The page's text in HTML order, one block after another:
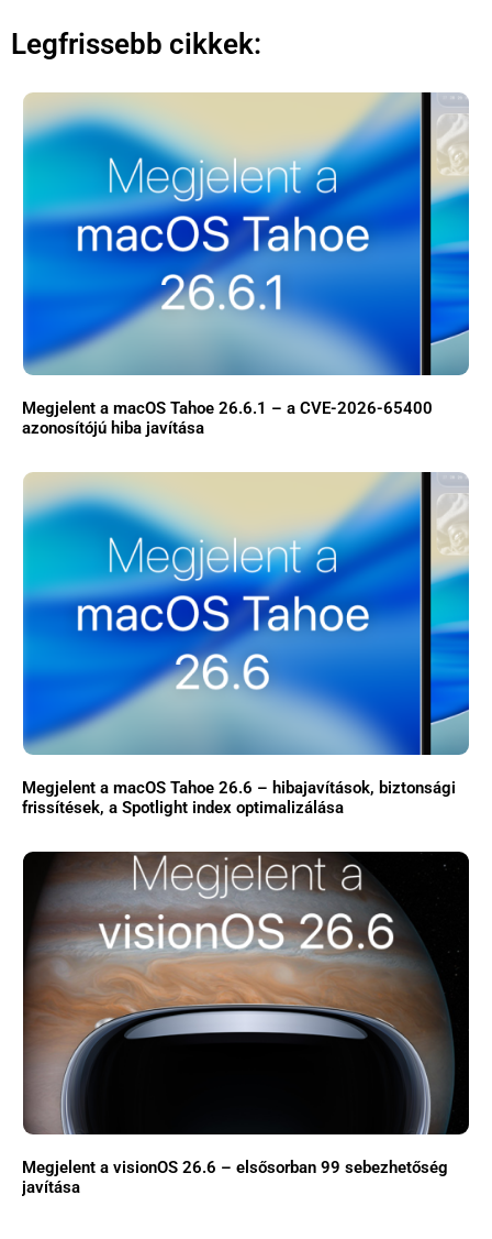
Legfrissebb cikkek:
Megjelent a macOS Tahoe 26.6.1 – a CVE-2026-65400
azonosítójú hiba javítása
Megjelent a macOS Tahoe 26.6 – hibajavítások, biztonsági
frissítések, a Spotlight index optimalizálása
Megjelent a visionOS 26.6 – elsősorban 99 sebezhetőség
javítása